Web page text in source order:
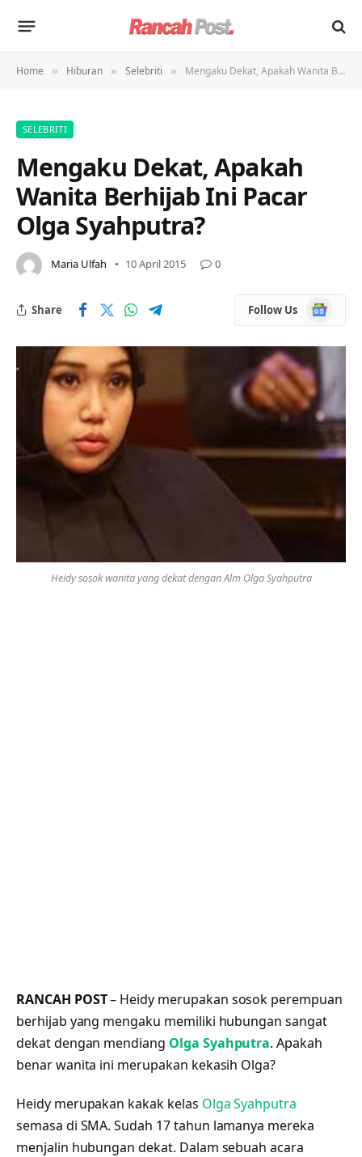
Home » Hiburan » Selebriti » Mengaku Dekat, Apakah Wanita Berhijab Ini Pacar Olga Syahputra?
SELEBRITI
Mengaku Dekat, Apakah
Wanita Berhijab Ini Pacar
Olga Syahputra?
Maria Ulfah 10 April 2015 0
Share Follow Us
Google
News
Heidy sosok wanita yang dekat dengan Alm Olga Syahputra
RANCAH POST– Heidy merupakan sosok perempuan
berhijab yang mengaku memiliki hubungan sangat
dekat dengan mendiang Olga Syahputra. Apakah
benar wanita ini merupakan kekasih Olga?
Heidy merupakan kakak kelas Olga Syahputra
semasa di SMA. Sudah 17 tahun lamanya mereka
menjalin hubungan dekat. Dalam sebuah acara